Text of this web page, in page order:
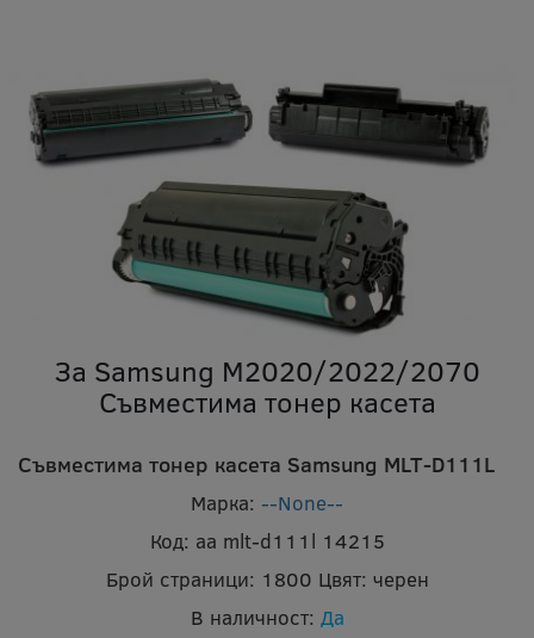
За Samsung M2020/2022/2070
Съвместима тонер касета
Съвместима тонер касета Samsung MLT-D111L
Марка: --None--
Код: aa mlt-d111l 14215
Брой страници: 1800 Цвят: черен
В наличност: Да